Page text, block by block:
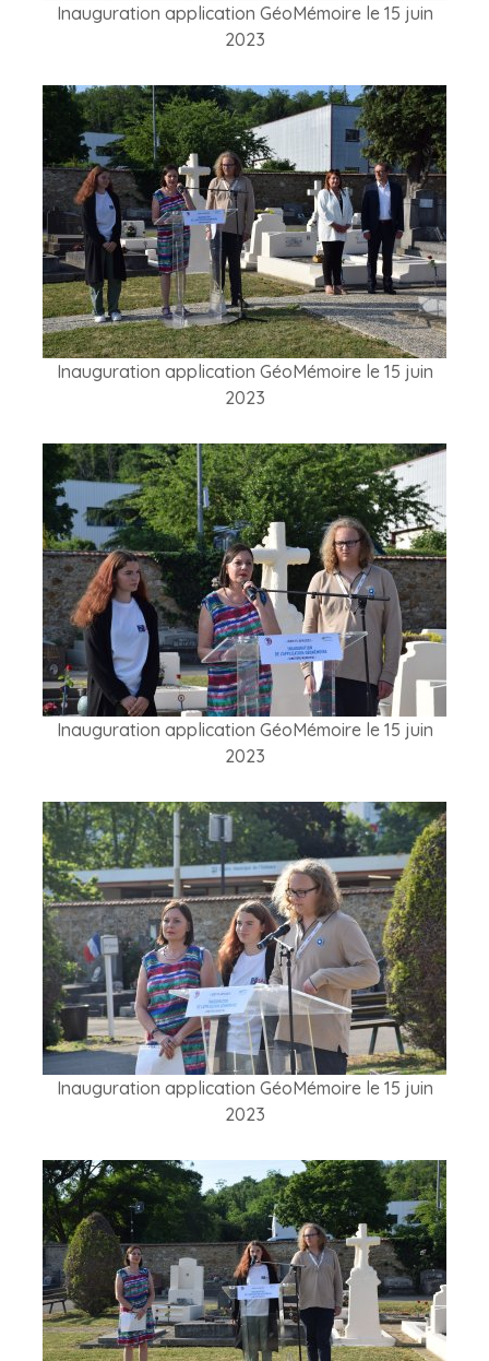
Inauguration application GéoMémoire le 15 juin
2023
Inauguration application GéoMémoire le 15 juin
2023
Inauguration application GéoMémoire le 15 juin
2023
Inauguration application GéoMémoire le 15 juin
2023